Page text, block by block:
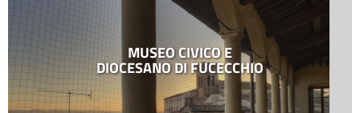
MUSEO CIVICO E
DIOCESANO DI FUCECCHIO